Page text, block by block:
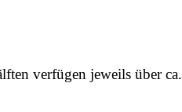
verfügen jeweils über